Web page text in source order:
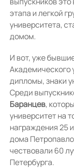
этапа и легкой
университета,
домом.
И вот, уже
Академического
дипломы, знаки
Среди
Баранцев,
университет на
награждения 25
дома
чествовали 60
Петербурга.